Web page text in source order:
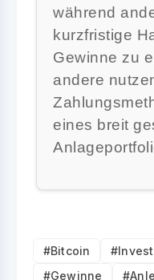
während
kurzfristige
Gewinne zu
andere
eines breit
#Bitcoin
#Gewinne